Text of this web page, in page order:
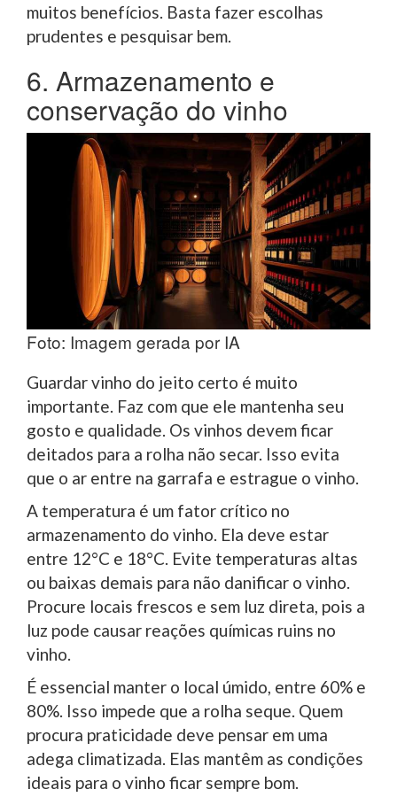
muitos benefícios. Basta fazer escolhas
prudentes e pesquisar bem.
6. Armazenamento e
conservação do vinho
Foto: Imagem gerada por IA
Guardar vinho do jeito certo é muito
importante. Faz com que ele mantenha seu
gosto e qualidade. Os vinhos devem ficar
deitados para a rolha não secar. Isso evita
que o ar entre na garrafa e estrague o vinho.
A temperatura é um fator crítico no
armazenamento do vinho. Ela deve estar
entre 12°C e 18°C. Evite temperaturas altas
ou baixas demais para não danificar o vinho.
Procure locais frescos e sem luz direta, pois a
luz pode causar reações químicas ruins no
vinho.
É essencial manter o local úmido, entre 60% e
80%. Isso impede que a rolha seque. Quem
procura praticidade deve pensar em uma
adega climatizada. Elas mantêm as condições
ideais para o vinho ficar sempre bom.